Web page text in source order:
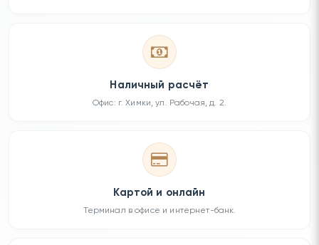
Наличный расчёт
Офис: г. Химки, ул. Рабочая, д. 2.
Картой и онлайн
Терминал в офисе и интернет-банк.